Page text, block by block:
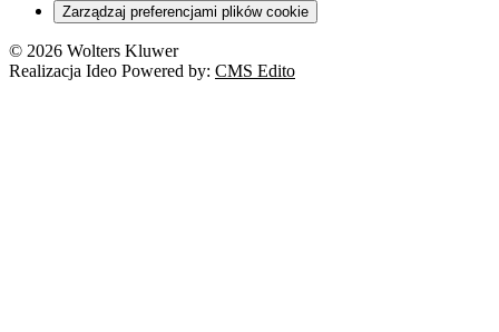
Zarządzaj preferencjami plików cookie
© 2026 Wolters Kluwer
Realizacja Ideo Powered by: CMS Edito